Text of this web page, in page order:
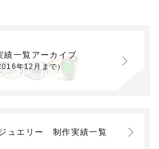
績一覧アーカイブ
年12月まで）
ュエリー 制作実績一覧